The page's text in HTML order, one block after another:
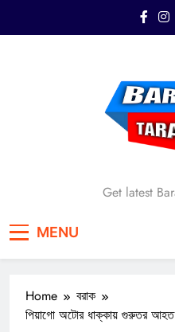
Barak
Get latest
MENU
Home
বরাক
পিয়াগো অটোর ধাক্কায় গুরুতর আহত